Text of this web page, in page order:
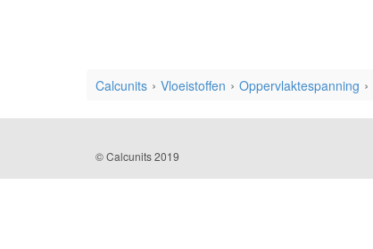
Calcunits Vloeistoffen Oppervlaktespanning
© Calcunits 2019